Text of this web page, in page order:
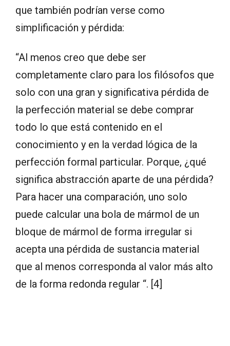
que también podrían verse como
simplificación y pérdida:
“Al menos creo que debe ser
completamente claro para los filósofos que
solo con una gran y significativa pérdida de
la perfección material se debe comprar
todo lo que está contenido en el
conocimiento y en la verdad lógica de la
perfección formal particular. Porque, ¿qué
significa abstracción aparte de una pérdida?
Para hacer una comparación, uno solo
puede calcular una bola de mármol de un
bloque de mármol de forma irregular si
acepta una pérdida de sustancia material
que al menos corresponda al valor más alto
de la forma redonda regular “. [4]